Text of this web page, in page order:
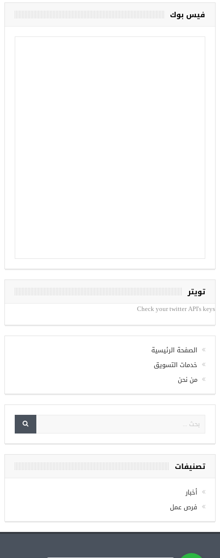
فيس بوك
تويتر
Check your twitter API's keys
الصفحة الرئيسية
خدمات التسويق
من نحن
تصنيفات
أخبار
فرص عمل